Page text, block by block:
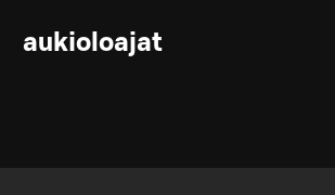
aukioloajat